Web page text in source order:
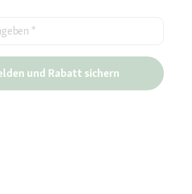
*
und Rabatt sichern